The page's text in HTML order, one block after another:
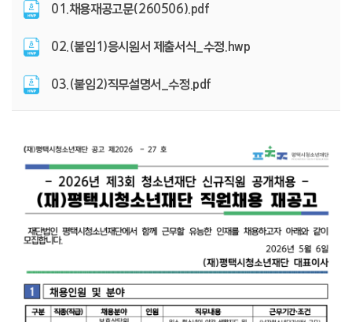
01.채용재공고문(260506).pdf
02.(붙임1)응시원서 제출서식_수정.hwp
03.(붙임2)직무설명서_수정.pdf